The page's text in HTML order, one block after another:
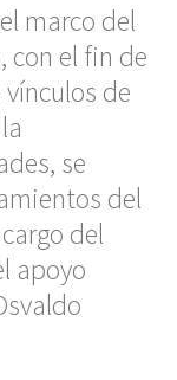
marco del
con el fin de
de
se
del
del
apoyo